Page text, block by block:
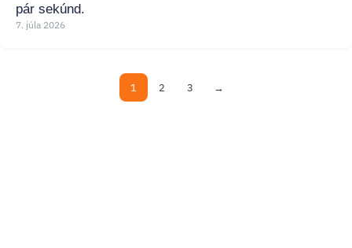
pár sekúnd.
7. júla 2026
1 2 3 →